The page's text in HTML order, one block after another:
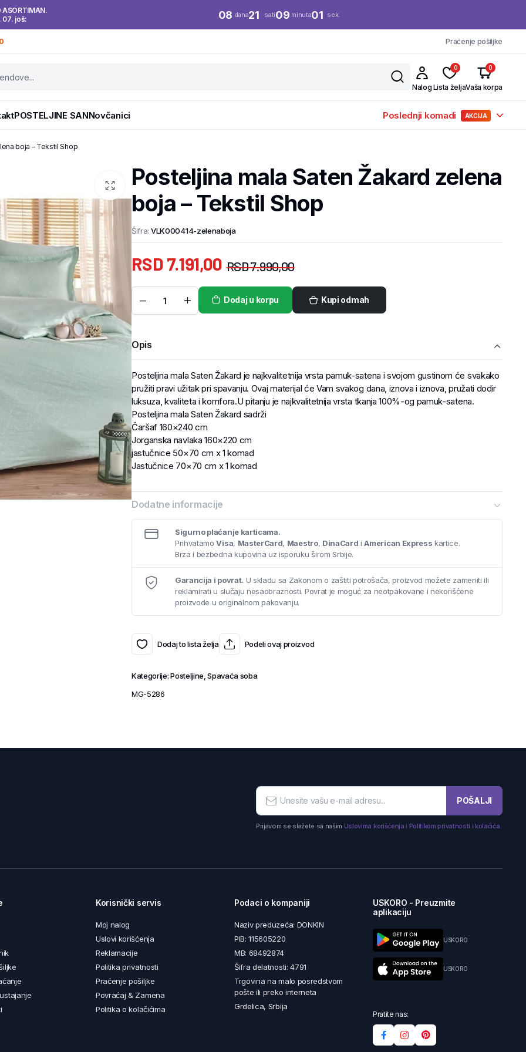
ASORTIMAN.
07. još:
08 dana21 sati09 minuta01 sek.
Praćenje pošiljke
Nalog
0
Lista želja
0
Vaša korpa
POSTELJINE SANNovčanici Poslednji komadi AKCIJA
boja – Tekstil Shop
Posteljina mala Saten Žakard zelena
boja – Tekstil Shop
Šifra: VLK000414-zelenaboja
RSD7.990,00
RSD7.191,00
Dodaj u korpu Kupi odmah
Opis
Posteljina mala Saten Žakard je najkvalitetnija vrsta pamuk-satena i svojom gustinom će svakako
pružiti pravi užitak pri spavanju. Ovaj materijal će Vam svakog dana, iznova i iznova, pružati dodir
luksuza, kvaliteta i komfora.U pitanju je najkvalitetnija vrsta tkanja 100%-og pamuk-satena.
Posteljina mala Saten Žakard sadrži
Čaršaf 160×240 cm
Jorganska navlaka 160×220 cm
jastučnice 50×70 cm x 1 komad
Jastučnice 70×70 cm x 1 komad
Dodatne informacije
Sigurno plaćanje karticama.
PrihvatamoVisa, MasterCard, Maestro, DinaCard iAmerican Express kartice.
Brza i bezbedna kupovina uz isporuku širom Srbije.
Garancija i povrat. U skladu sa Zakonom o zaštiti potrošača, proizvod možete zameniti ili
reklamirati u slučaju nesaobraznosti. Povrat je moguć za neotpakovane i nekorišćene
proizvode u originalnom pakovanju.
Dodaj to lista želja Podeli ovaj proizvod
Kategorije:Posteljine ,Spavaća soba
MG-5286
POŠALJI
Prijavom se slažete sa našim Uslovima korišćenja i Politikom privatnosti i kolačića.
Korisnički servis
Moj nalog
Uslovi korišćenja
Reklamacije
Politika privatnosti
Praćenje pošiljke
Povraćaj & Zamena
Politika o kolačićima
Podaci o kompaniji
Naziv preduzeća: DONKIN
PIB: 115605220
MB: 68492874
Šifra delatnosti: 4791
Trgovina na malo posredstvom
pošte ili preko interneta
Grdelica, Srbija
USKORO - Preuzmite
aplikaciju
USKORO
USKORO
Pratite nas: